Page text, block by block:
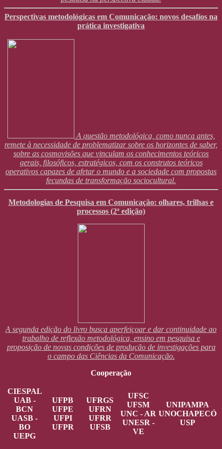
Perspectivas metodológicas em Comunicação: novos desafíos na
prática investigativa
A questão metodológica, como nunca antes,
remete à necessidade de problematizar sobre os horizontes de saber,
sobre as cosmovisões que vinculam os conhecimentos teóricos
gerais, filosóficos, estratégicos, com os construtos teóricos
operativos capazes de afetar o mundo e a sociedade com propostas
fecundas de transformação sociocultural.
Metodologias de Pesquisa em Comunicação: olhares, trilhas e
processos (2ª edição)
A segunda edição do livro busca aperfeiçoar e dar continuidade ao
trabalho de reflexão metodológica, ensino em pesquisa e
proposição de novas condições de produção de investigações para
o campo das Ciências da Comunicação.
Cooperação
CIESPAL
UAB -
BCN
UASB -
BO
UEPG
UFPB
UFPE
UFPI
UFPR
UFRGS
UFRN
UFRR
UFSB
UFSC
UFSM
UNC - AR
UNESR -
VE
UNIPAMPA
UNOCHAPECÓ
USP